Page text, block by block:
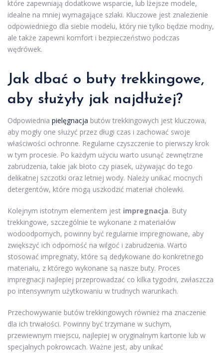
które zapewniają dodatkowe wsparcie, lub lżejsze modele,
idealne na mniej wymagające szlaki. Kluczowe jest znalezienie
odpowiedniego dla siebie modelu, który nie tylko będzie modny,
ale także zapewni komfort i bezpieczeństwo podczas
wędrówek.
Jak dbać o buty trekkingowe,
aby służyły jak najdłużej?
Odpowiednia pielęgnacja butów trekkingowych jest kluczowa,
aby mogły one służyć przez długi czas i zachować swoje
właściwości ochronne. Regularne czyszczenie to pierwszy krok
w tym procesie. Po każdym użyciu warto usunąć zewnętrzne
zabrudzenia, takie jak błoto czy piasek, używając do tego
delikatnej szczotki oraz letniej wody. Należy unikać mocnych
detergentów, które mogą uszkodzić materiał cholewki.
Kolejnym istotnym elementem jest impregnacja. Buty
trekkingowe, szczególnie te wykonane z materiałów
wodoodpornych, powinny być regularnie impregnowane, aby
zwiększyć ich odporność na wilgoć i zabrudzenia. Warto
stosować impregnaty, które są dedykowane do konkretnego
materiału, z którego wykonane są nasze buty. Proces
impregnacji najlepiej przeprowadzać co kilka tygodni, zwłaszcza
po intensywnym użytkowaniu w trudnych warunkach.
Przechowywanie butów trekkingowych również ma znaczenie
dla ich trwałości. Powinny być trzymane w suchym,
przewiewnym miejscu, najlepiej w oryginalnym kartonie lub w
specjalnych pokrowcach. Ważne jest, aby unikać